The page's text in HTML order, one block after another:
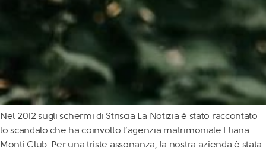
Nel 2012 sugli schermi di Striscia La Notizia è stato raccontato
lo scandalo che ha coinvolto l’agenzia matrimoniale Eliana
Monti Club. Per una triste assonanza, la nostra azienda è stata